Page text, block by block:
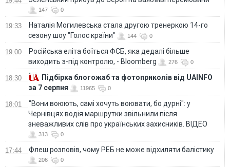
147 0
19:33
Наталія Могилевська стала другою тренеркою 14-го
сезону шоу "Голос країни"
144 0
19:00
Російська еліта боїться ФСБ, яка дедалі більше
виходить з-під контролю, - Bloomberg
276 0
18:30
Підбірка блогожаб та фотоприколів від UAINFO
за 7 серпня
11965 0
18:01
"Вони воюють, самі хочуть воювати, бо дурні": у
Чернівцях водія маршрутки звільнили після
зневажливих слів про українських захисників. ВІДЕО
313 0
17:44 Флеш розповів, чому РЕБ не може відхиляти балістику
206 0